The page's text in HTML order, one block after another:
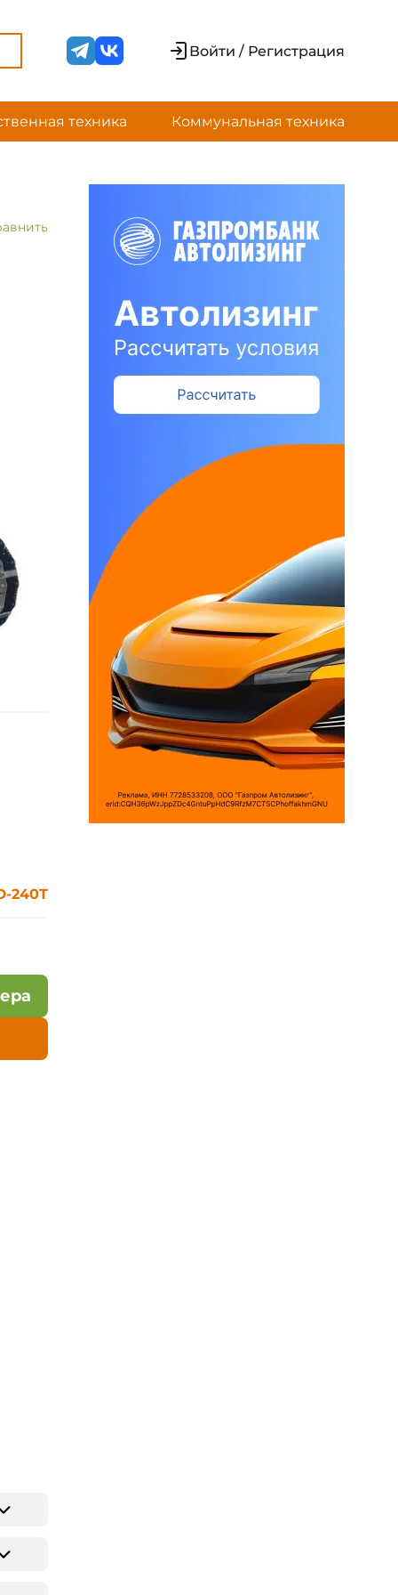
Войти / Регистрация
техника Коммунальная техника
240T